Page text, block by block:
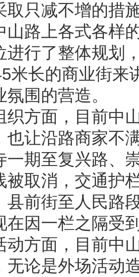
取只减不增的措
山路上各式各样
进行了整体规划
米长的商业街来
氛围的营造。
织方面，目前中
也让沿路商家不
一期至复兴路、
被取消，交通护
县前街至人民路
在因一栏之隔受
动方面，目前中
无论是外场活动